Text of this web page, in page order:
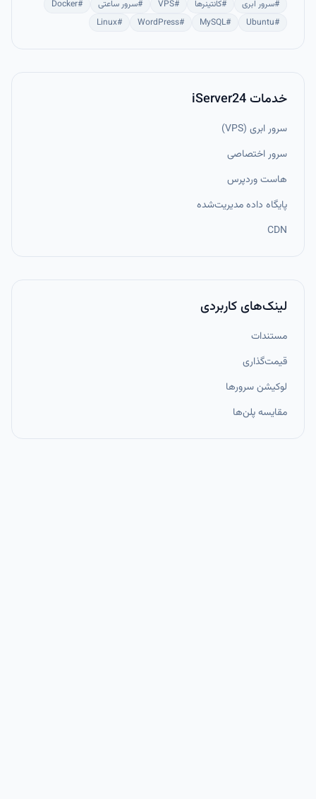
#سرور ابری #کانتینرها #
VPS
#سرور ساعتی #
Docker
#
Ubuntu
#
MySQL
#
WordPress
#
Linux
خدمات iServer24
سرور ابری (VPS)
سرور اختصاصی
هاست وردپرس
پایگاه داده مدیریت‌شده
CDN
لینک‌های کاربردی
مستندات
قیمت‌گذاری
لوکیشن سرورها
مقایسه پلن‌ها